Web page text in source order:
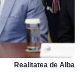
Realitatea de Alba